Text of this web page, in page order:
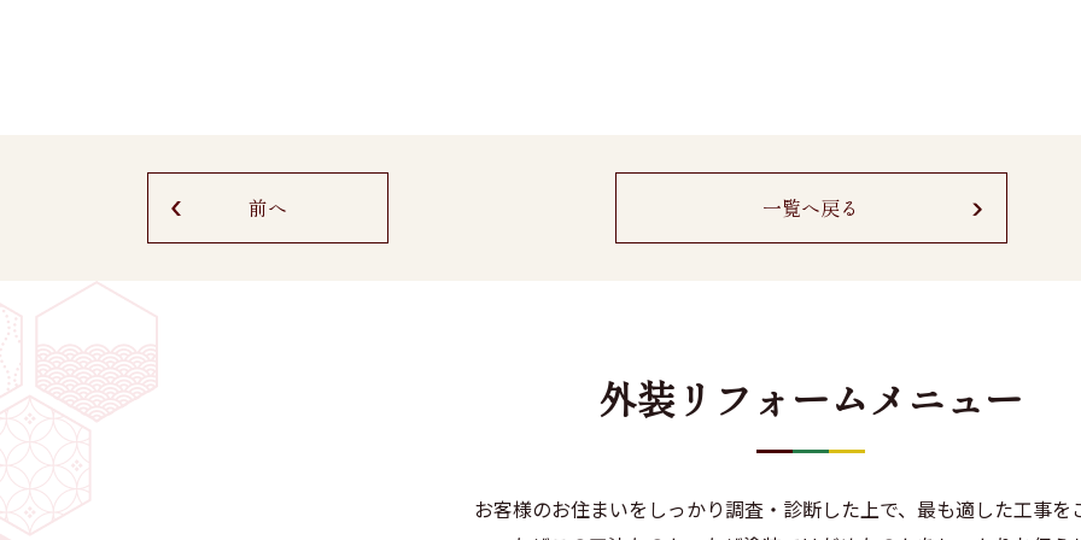
前へ 一覧へ戻る
外装リフォームメニュー
お客様のお住まいをしっかり調査・診断した上で、最も適した工事を